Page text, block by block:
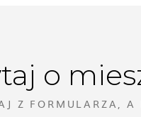
o
Z FORMULARZA,